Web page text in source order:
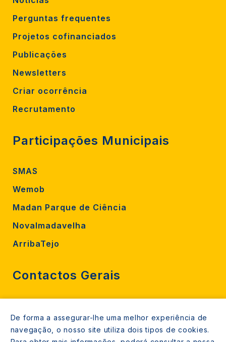
Perguntas frequentes
Projetos cofinanciados
Publicações
Newsletters
Criar ocorrência
Recrutamento
Participações Municipais
SMAS
Wemob
Madan Parque de Ciência
Novalmadavelha
ArribaTejo
Contactos Gerais
800206770 (gratuito rede fixa)
De forma a assegurar-lhe uma melhor experiência de
navegação, o nosso site utiliza dois tipos de cookies.